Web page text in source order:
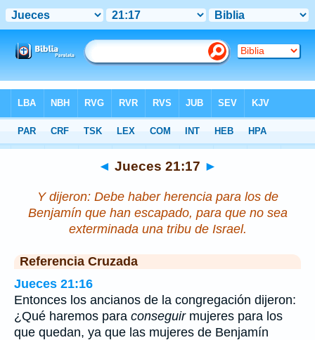
>Jueces Capítulo 21 > Verso 17
◄ Jueces 21:17 ►
Y dijeron: Debe haberherencia para los de
Benjamín que han escapado, para que no sea
exterminada una tribu de Israel.
Referencia Cruzada
Jueces 21:16
Entonces los ancianos de la congregación dijeron:
¿Qué haremos para conseguirmujeres para los
que quedan, ya que las mujeres de Benjamín